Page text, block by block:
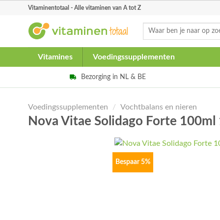
Vitaminentotaal - Alle vitaminen van A tot Z
Zoeken
Vitamines Voedingssupplementen
Bezorging in NL & BE
Voedingssupplementen / Vochtbalans en nieren
Nova Vitae Solidago Forte
Bespaar 5%